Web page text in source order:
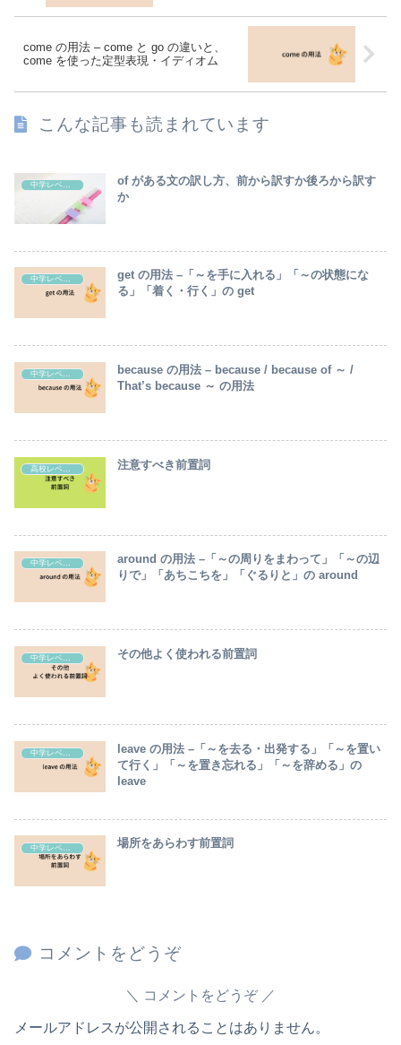
come の用法 – come と go の違いと、
come を使った定型表現・イディオム
こんな記事も読まれています
of がある文の訳し方、前から訳すか後ろから訳す
か
中学レベル英語の解説
get の用法 –「～を手に入れる」「～の状態にな
る」「着く・行く」の get
中学レベル英語の解説
because の用法 – because / because of ～ /
That’s because ～ の用法
注意すべき前置詞
中学レベル英語の解説
around の用法 –「～の周りをまわって」「～の辺
りで」「あちこちを」「ぐるりと」の around
中学レベル英語の解説 その他よく使われる前置詞
leave の用法 –「～を去る・出発する」「～を置い
て行く」「～を置き忘れる」「～を辞める」の
leave
場所をあらわす前置詞
コメントをどうぞ
コメントをどうぞ
メールアドレスが公開されることはありません。